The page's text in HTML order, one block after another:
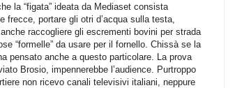
la “figata” ideata da Mediaset consista
frecce, portare gli otri d’acqua sulla testa,
raccogliere gli escrementi bovini per strada
“formelle” da usare per il fornello. Chissà se la
pensato anche a questo particolare. La prova
Brosio, impennerebbe l’audience. Purtroppo
non ricevo canali televisivi italiani, neppure